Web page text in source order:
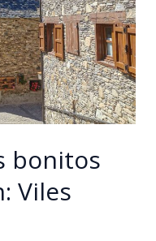
bonitos
Viles